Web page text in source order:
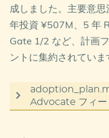
フェーズ移
ベース（
ており、成
如していま
次フェーズ
と、未成熟
主な改善目標:
ンシデント応答
99.5%→99.95%
Audit→Deny（高
コンプライアン
成しました。主要意
年投資 ¥507M、5 年
Gate 1/2 など、計画
ントに集約されていま
Advocate フィー